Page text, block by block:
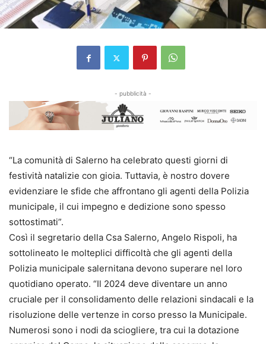
- pubblicità -
“La comunità di Salerno ha celebrato questi giorni di
festività natalizie con gioia. Tuttavia, è nostro dovere
evidenziare le sfide che affrontano gli agenti della Polizia
municipale, il cui impegno e dedizione sono spesso
sottostimati”.
Così il segretario della Csa Salerno, Angelo Rispoli, ha
sottolineato le molteplici difficoltà che gli agenti della
Polizia municipale salernitana devono superare nel loro
quotidiano operato. “Il 2024 deve diventare un anno
cruciale per il consolidamento delle relazioni sindacali e la
risoluzione delle vertenze in corso presso la Municipale.
Numerosi sono i nodi da sciogliere, tra cui la dotazione